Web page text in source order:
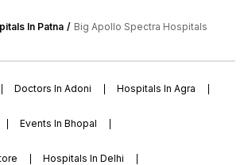
In Patna Big Apollo Spectra Hospitals
Doctors In Adoni Hospitals In Agra
Events In Bhopal
Hospitals In Delhi